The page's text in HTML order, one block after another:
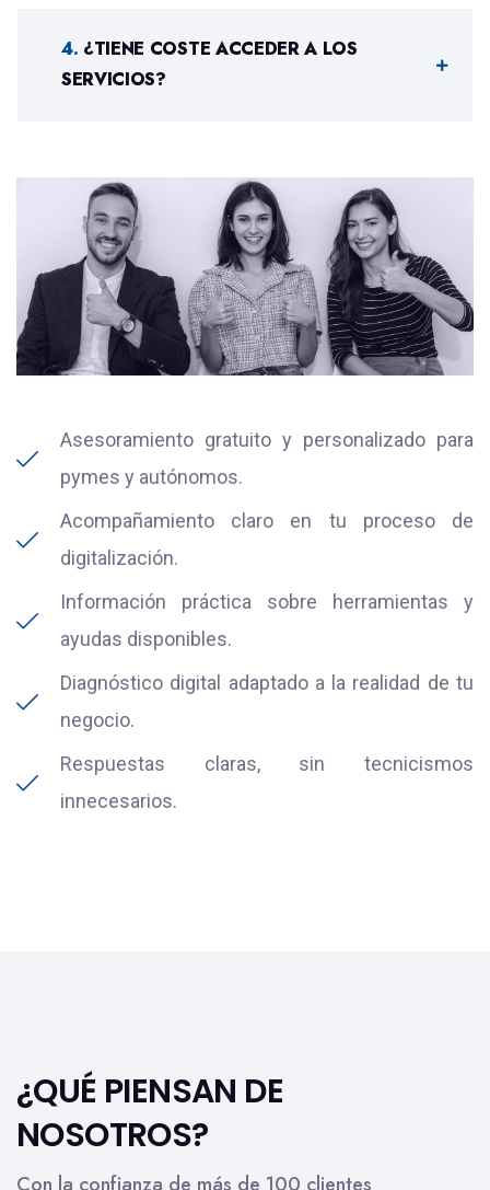
. ¿TIENE COSTE ACCEDER A LOS
SERVICIOS?
Asesoramiento gratuito y personalizado para
pymes y autónomos.
Acompañamiento claro en tu proceso de
digitalización.
Información práctica sobre herramientas y
ayudas disponibles.
Diagnóstico digital adaptado a la realidad de tu
negocio.
Respuestas claras, sin tecnicismos
innecesarios.
¿QUÉ PIENSAN DE
NOSOTROS?